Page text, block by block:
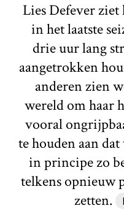
Lies Defever
in het laatste
drie uur lang
aangetrokken
anderen zien
wereld om haar
vooral
te houden aan
in principe zo
telkens opnieuw
zetten.